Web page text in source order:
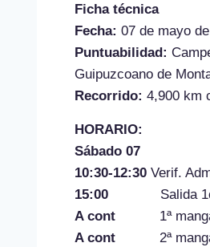
Ficha técnica
Fecha: 07 de mayo
Puntuabilidad:
Guipuzcoano de
Recorrido: 4,900 km
HORARIO:
Sábado 07
10:30-12:30Verif.
15:00Salida 1er
A cont1ª manga
A cont2ª manga